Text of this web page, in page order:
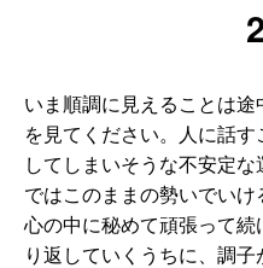
いま順調に見えることは
を見てください。人に話
してしまいそうな不安定
ではこのままの勢いでい
心の中に秘めて頑張って
り返していくうちに、調